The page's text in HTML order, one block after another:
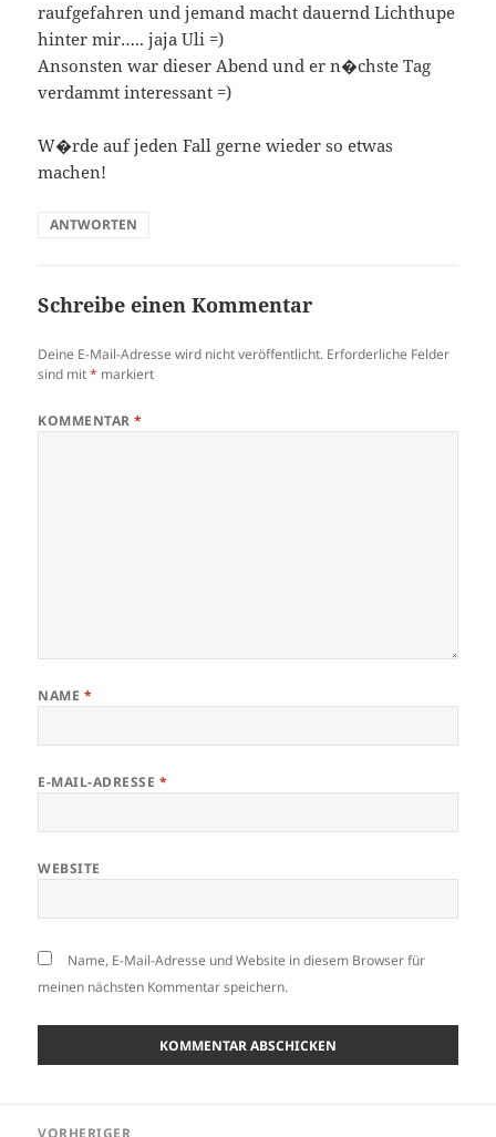
raufgefahren und jemand macht dauernd Lichthupe
hinter mir….. jaja Uli =)
Ansonsten war dieser Abend und er n�chste Tag
verdammt interessant =)
W�rde auf jeden Fall gerne wieder so etwas
machen!
ANTWORTEN
Schreibe einen Kommentar
Deine E-Mail-Adresse wird nicht veröffentlicht. Erforderliche Felder
sind mit* markiert
KOMMENTAR*
NAME *
E-MAIL-ADRESSE *
WEBSITE
Name, E-Mail-Adresse und Website in diesem Browser für
meinen nächsten Kommentar speichern.
VORHERIGER